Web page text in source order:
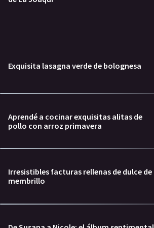
Exquisita lasagna verde de bolognesa
Aprendé a cocinar exquisitas alitas de
pollo con arroz primavera
Irresistibles facturas rellenas de dulce de
membrillo